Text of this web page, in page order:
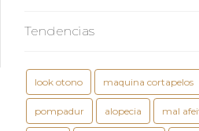
Tendencias
look otono maquina cortapelos
pompadur alopecia mal